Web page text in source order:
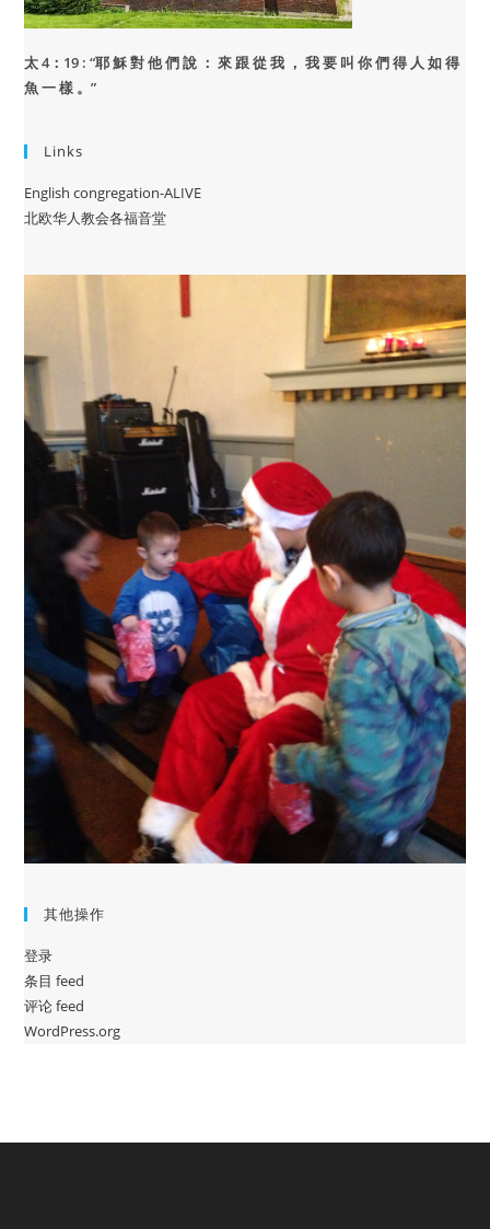
太 4：19 : “耶 穌 對 他 們 說 ： 來 跟 從 我 ， 我 要 叫 你 們 得 人 如 得
魚 一 樣 。”
Links
English congregation-ALIVE
北欧华人教会各福音堂
其他操作
登录
条目 feed
评论 feed
WordPress.org